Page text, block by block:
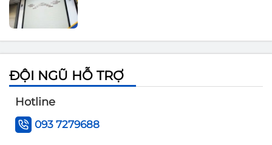
ĐỘI NGŨ HỖ TRỢ
Hotline
093 7279688